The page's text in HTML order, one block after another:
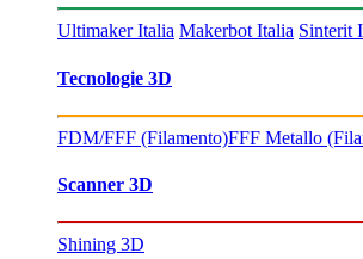
Ultimaker Italia Makerbot Italia Sinterit
Tecnologie 3D
FDM/FFF (Filamento)FFF Metallo
Scanner 3D
Shining 3D